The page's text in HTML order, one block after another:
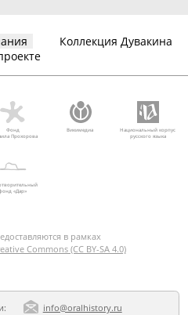
Коллекция Дувакина
Фонд
Прохорова
Викимедиа
Национальный корпус
русского языка
«Дар»
в рамках
Commons (CC BY-SA 4.0)
info@oralhistory.ru